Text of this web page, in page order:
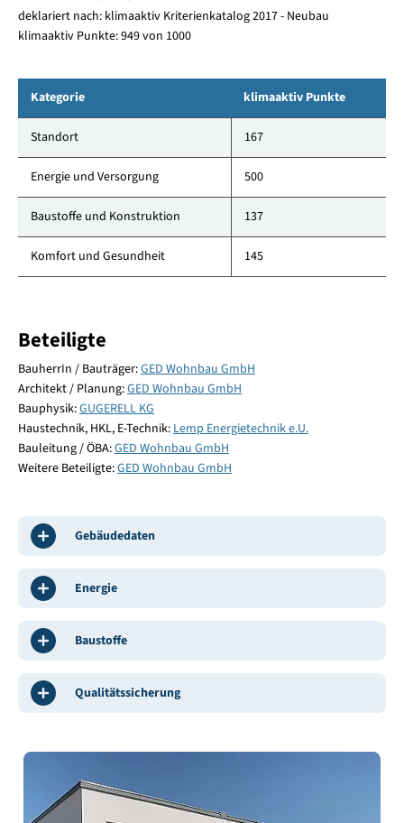
deklariert nach: klimaaktiv Kriterienkatalog 2017 - Neubau
klimaaktiv Punkte: 949 von 1000
Kategorie klimaaktiv Punkte
Standort 167
Energie und Versorgung 500
Baustoffe und Konstruktion 137
Komfort und Gesundheit 145
Beteiligte
BauherrIn / Bauträger:GED Wohnbau GmbH
Architekt / Planung:GED Wohnbau GmbH
Bauphysik:GUGERELL KG
Haustechnik, HKL, E-Technik: Lemp Energietechnik e.U.
Bauleitung / ÖBA:GED Wohnbau GmbH
Weitere Beteiligte:GED Wohnbau GmbH
Gebäudedaten
Energie
Baustoffe
Qualitätssicherung